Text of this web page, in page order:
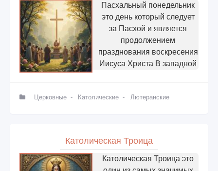
Пасхальный понедельник
это день который следует
за Пасхой и является
продолжением
празднования воскресения
Иисуса Христа В западной
Церковные - Католические - Лютеранские
Католическая Троица
Католическая Троица это